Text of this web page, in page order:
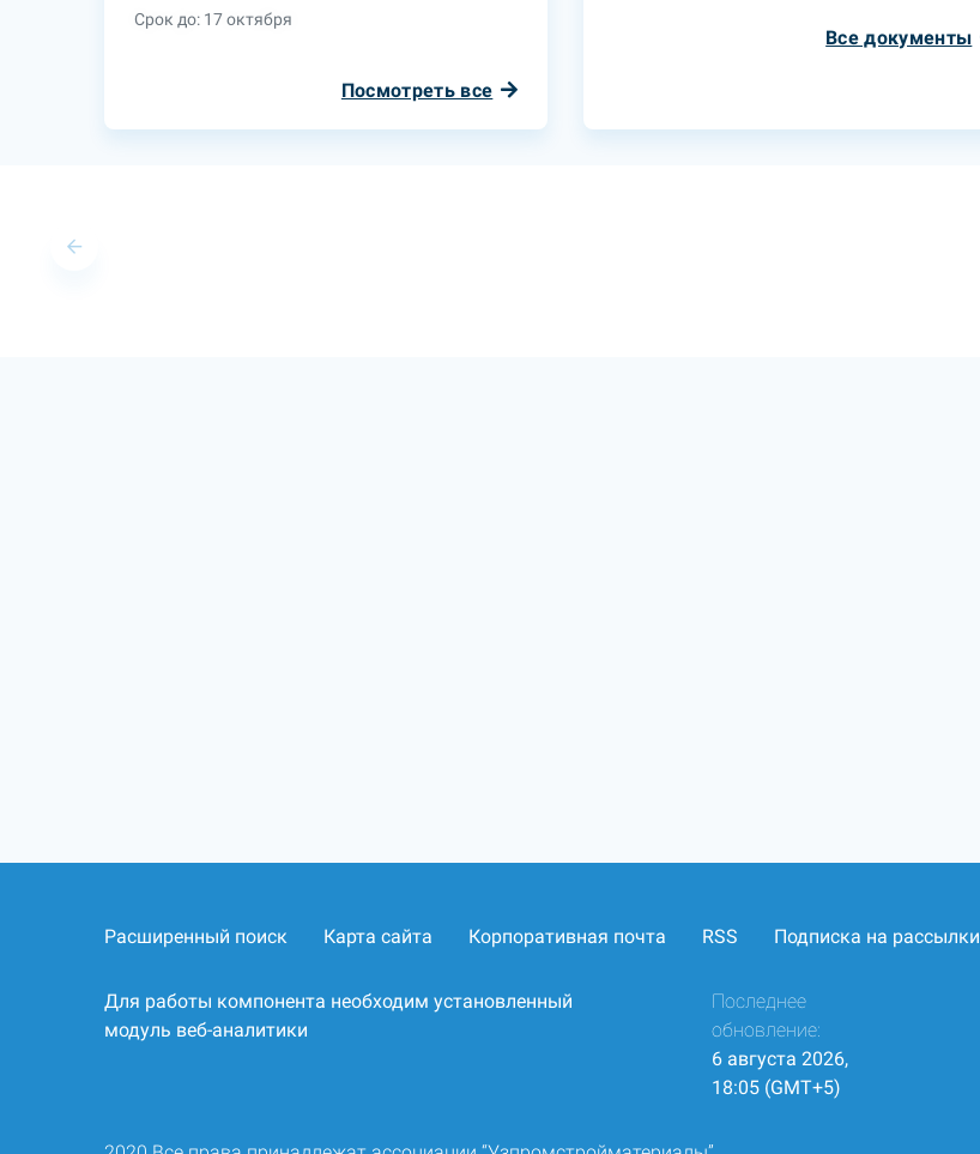
Срок до: 17 октября
Посмотреть все
Все документы
Расширенный поиск Карта сайта Корпоративная почта RSS Подписка на рассылки
Для работы компонента необходим установленный
модуль веб-аналитики
Последнее
обновление:
6 августа 2026,
18:05 (GMT+5)